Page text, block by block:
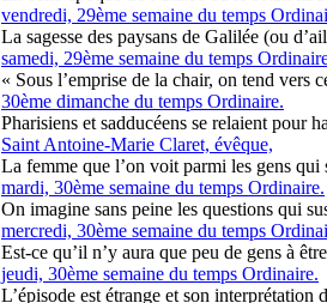
vendredi, 29ème semaine du temps
La sagesse des paysans de Galilée (ou
samedi, 29ème semaine du temps
« Sous l’emprise de la chair, on tend vers
30ème dimanche du temps Ordinaire.
Pharisiens et sadducéens se relaient pour
Saint Antoine-Marie Claret, évêque,
La femme que l’on voit parmi les gens qui
mardi, 30ème semaine du temps Ordinaire.
On imagine sans peine les questions qui
mercredi, 30ème semaine du temps
Est-ce qu’il n’y aura que peu de gens à
jeudi, 30ème semaine du temps Ordinaire.
L’épisode est étrange et son